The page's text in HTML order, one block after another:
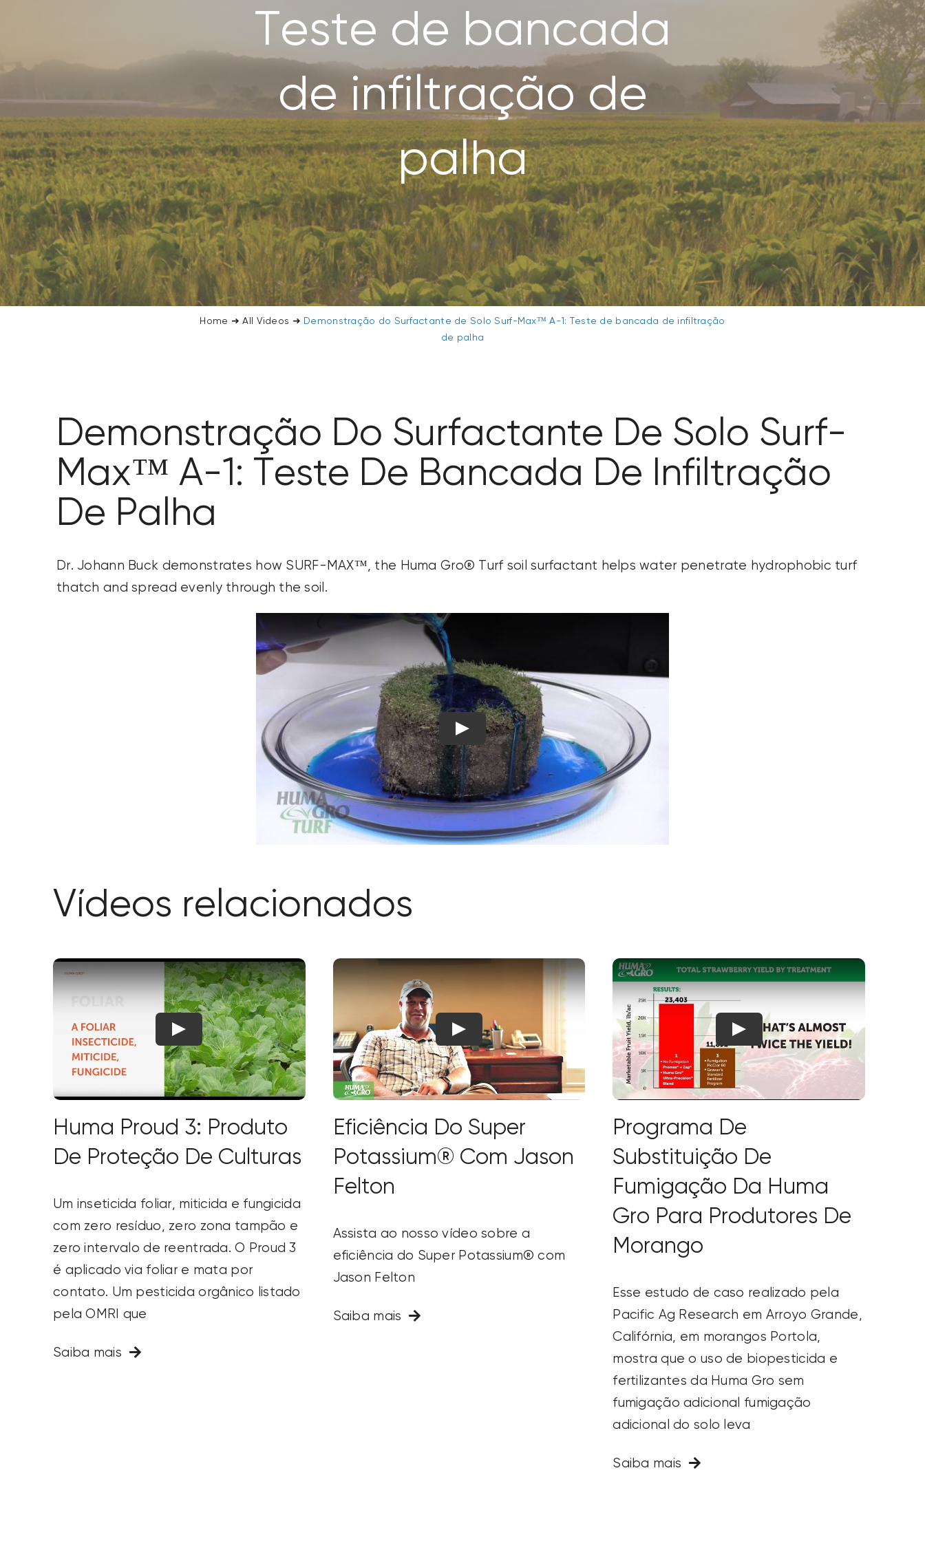
Teste de bancada
de infiltração de
palha
Home ➜All Videos ➜ Demonstração do Surfactante de Solo Surf-Max™ A-1: Teste de bancada de infiltração
de palha
Demonstração Do Surfactante De Solo Surf-
Max™ A-1: Teste De Bancada De Infiltração
De Palha
Dr. Johann Buck demonstrates how SURF-MAX™, the Huma Gro® Turf soil surfactant helps water penetrate hydrophobic turf
thatch and spread evenly through the soil.
Vídeos relacionados
Huma Proud 3: Produto
De Proteção De Culturas
Um inseticida foliar, miticida e fungicida
com zero resíduo, zero zona tampão e
zero intervalo de reentrada. O Proud 3
é aplicado via foliar e mata por
contato. Um pesticida orgânico listado
pela OMRI que
Saiba mais
Eficiência Do Super
Potassium® Com Jason
Felton
Assista ao nosso vídeo sobre a
eficiência do Super Potassium® com
Jason Felton
Saiba mais
Programa De
Substituição De
Fumigação Da Huma
Gro Para Produtores De
Morango
Esse estudo de caso realizado pela
Pacific Ag Research em Arroyo Grande,
Califórnia, em morangos Portola,
mostra que o uso de biopesticida e
fertilizantes da Huma Gro sem
fumigação adicional fumigação
adicional do solo leva
Saiba mais